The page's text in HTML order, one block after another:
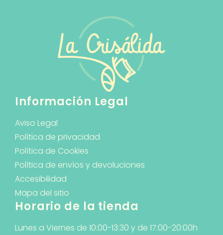
Información Legal
Aviso Legal
Política de privacidad
Política de Cookies
Política de envíos y devoluciones
Accesibilidad
Mapa del sitio
Horario de la tienda
Lunes a Viernes de 10:00-13:30 y de 17:00-20:00h